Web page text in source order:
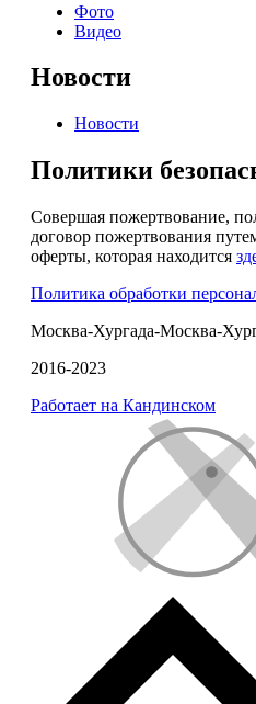
Фото
Видео
Новости
Новости
Политики
Совершая пожертвование,
договор пожертвования
оферты, которая находится
Политика обработки
Москва-Хургада-Москва-
2016-2023
Работает на Кандинском